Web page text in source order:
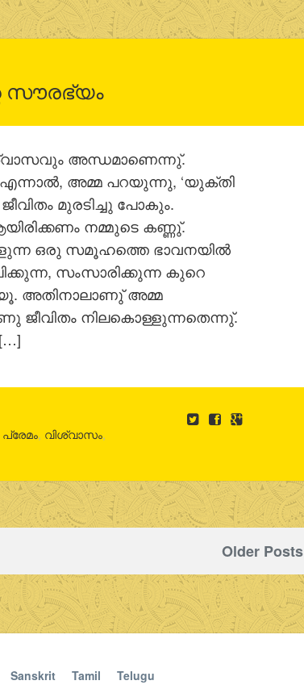
സൗരഭ്യം
അന്ധമാണെന്നു്.
അമ്മ പറയുന്നു, ‘യുക്തി
മുരടിച്ചു പോകും.
നമ്മുടെ കണ്ണു്.
ഒരു സമൂഹത്തെ ഭാവനയില്‍
സംസാരിക്കുന്ന കുറെ
അതിനാലാണു് അമ്മ
ജീവിതം നിലകൊള്ളുന്നതെന്നു്.
പ്രേമം, വിശ്വാസം,
Older Posts
Sanskrit Tamil Telugu